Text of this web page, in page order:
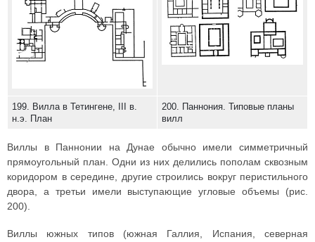
199. Вилла в Тетингене, III в.
н.э. План
200. Паннония. Типовые планы
вилл
Виллы в Паннонии на Дунае обычно имели симметричный
прямоугольный план. Одни из них делились пополам сквозным
коридором в середине, другие строились вокруг перистильного
двора, а третьи имели выступающие угловые объемы (рис.
200).
Виллы южных типов (южная Галлия, Испания, северная